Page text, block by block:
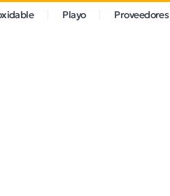
Playo Proveedores